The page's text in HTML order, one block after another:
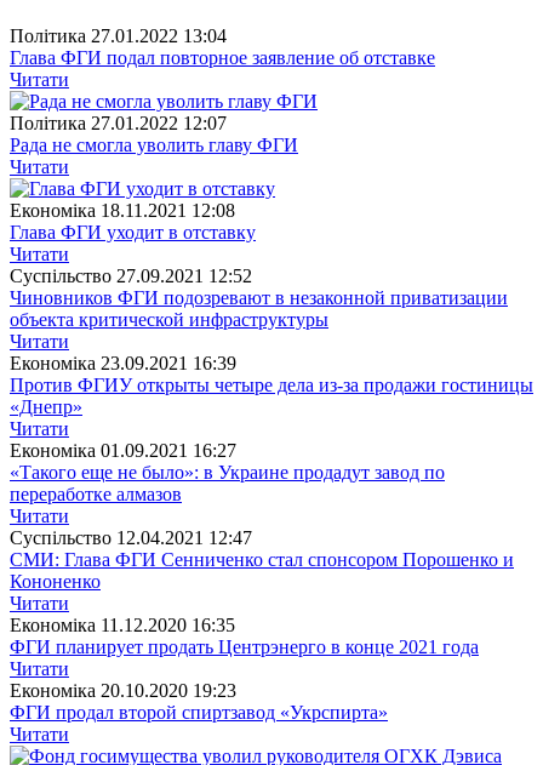
Полiтика 27.01.2022 13:04
Глава ФГИ подал повторное заявление об отставке
Читати
Полiтика 27.01.2022 12:07
Рада не смогла уволить главу ФГИ
Читати
Економіка 18.11.2021 12:08
Глава ФГИ уходит в отставку
Читати
Суспiльство 27.09.2021 12:52
Чиновников ФГИ подозревают в незаконной приватизации
объекта критической инфраструктуры
Читати
Економіка 23.09.2021 16:39
Против ФГИУ открыты четыре дела из-за продажи гостиницы
«Днепр»
Читати
Економіка 01.09.2021 16:27
«Такого еще не было»: в Украине продадут завод по
переработке алмазов
Читати
Суспiльство 12.04.2021 12:47
СМИ: Глава ФГИ Сенниченко стал спонсором Порошенко и
Кононенко
Читати
Економіка 11.12.2020 16:35
ФГИ планирует продать Центрэнерго в конце 2021 года
Читати
Економіка 20.10.2020 19:23
ФГИ продал второй спиртзавод «Укрспирта»
Читати